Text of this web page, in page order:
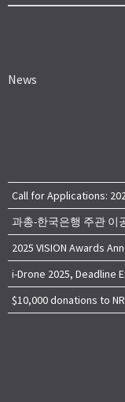
News
2025 VISION Awards
$10,000 donations to